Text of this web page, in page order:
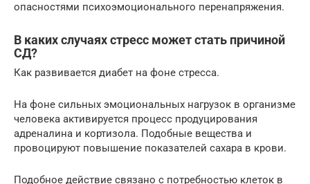
опасностями психоэмоционального перенапряжения.
В каких случаях стресс может стать причиной
СД?
Как развивается диабет на фоне стресса.
На фоне сильных эмоциональных нагрузок в организме
человека активируется процесс продуцирования
адреналина и кортизола. Подобные вещества и
провоцируют повышение показателей сахара в крови.
Подобное действие связано с потребностью клеток в